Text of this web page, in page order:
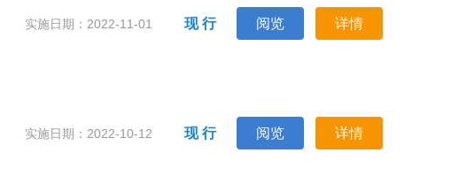
现 行 阅览 详情
实施日期：2022-11-01
现 行 阅览 详情
实施日期：2022-10-12